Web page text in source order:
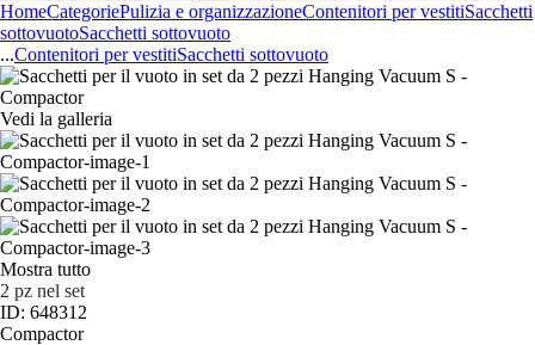
HomeCategoriePulizia e organizzazioneContenitori per vestitiSacchetti
sottovuotoSacchetti sottovuoto
...Contenitori per vestitiSacchetti sottovuoto
Vedi la galleria
Mostra tutto
2 pz nel set
ID: 648312
Compactor